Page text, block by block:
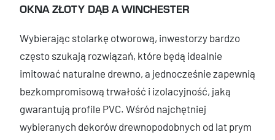
OKNA ZŁOTY DĄB A WINCHESTER
Wybierając stolarkę otworową, inwestorzy bardzo
często szukają rozwiązań, które będą idealnie
imitować naturalne drewno, a jednocześnie zapewnią
bezkompromisową trwałość i izolacyjność, jaką
gwarantują profile PVC. Wśród najchętniej
wybieranych dekorów drewnopodobnych od lat prym